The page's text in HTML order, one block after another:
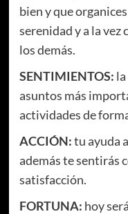
bien y que
serenidad y a la vez
los demás.
SENTIMIENTOS:
asuntos más
actividades de
ACCIÓN:tu ayuda
además te sentirás
satisfacción.
FORTUNA: hoy